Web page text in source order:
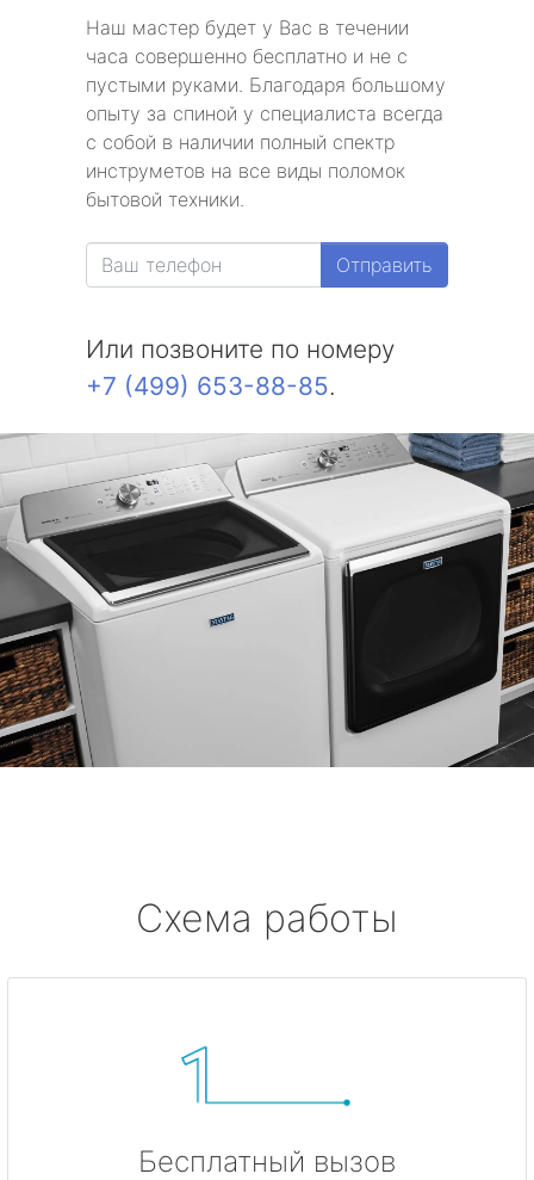
Наш мастер будет у Вас в течении
часа совершенно бесплатно и не с
пустыми руками. Благодаря большому
опыту за спиной у специалиста всегда
с собой в наличии полный спектр
инструметов на все виды поломок
бытовой техники.
Отправить
Или позвоните по номеру
+7 (499) 653-88-85.
Схема работы
Бесплатный вызов